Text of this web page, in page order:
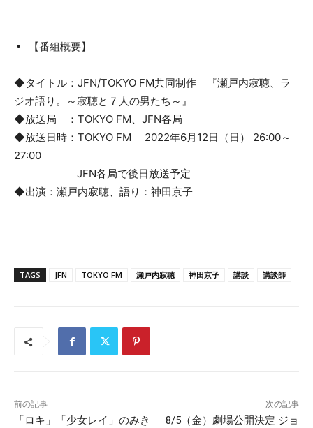
【番組概要】
◆タイトル：JFN/TOKYO FM共同制作 『瀬戸内寂聴、ラ
ジオ語り。～寂聴と７人の男たち～』
◆放送局 ：TOKYO FM、JFN各局
◆放送日時：TOKYO FM 2022年6月12日（日） 26:00～
27:00
JFN各局で後日放送予定
◆出演：瀬戸内寂聴、語り：神田京子
TAGS JFN TOKYO FM 瀬戸内寂聴 神田京子 講談 講談師
前の記事
「ロキ」「少女レイ」のみき
次の記事
8/5（金）劇場公開決定 ジョ